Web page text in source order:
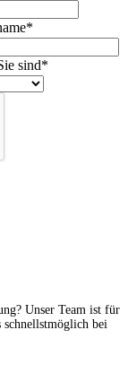
sind*
Unser Team ist für
schnellstmöglich bei